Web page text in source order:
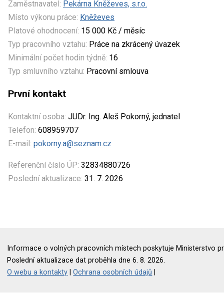
Zaměstnavatel: Pekárna Kněževes, s.r.o.
Místo výkonu práce: Kněževes
Platové ohodnocení: 15 000 Kč / měsíc
Typ pracovního vztahu: Práce na zkrácený úvazek
Minimální počet hodin týdně: 16
Typ smluvního vztahu: Pracovní smlouva
První kontakt
Kontaktní osoba: JUDr. Ing. Aleš Pokorný, jednatel
Telefon: 608959707
E-mail: pokorny.a@seznam.cz
Referenční číslo ÚP: 32834880726
Poslední aktualizace: 31. 7. 2026
Informace o volných pracovních místech poskytuje Ministerstvo
Poslední aktualizace dat proběhla dne 6. 8. 2026.
O webu a kontakty |Ochrana osobních údajů